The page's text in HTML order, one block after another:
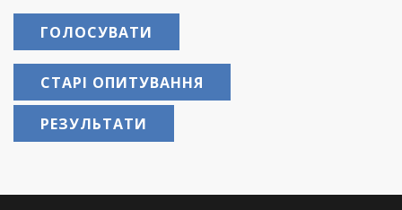
СТАРІ ОПИТУВАННЯ
РЕЗУЛЬТАТИ